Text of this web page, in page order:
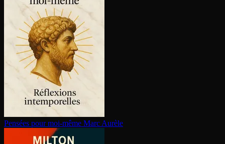
Pensées pour moi-même Marc Aurèle